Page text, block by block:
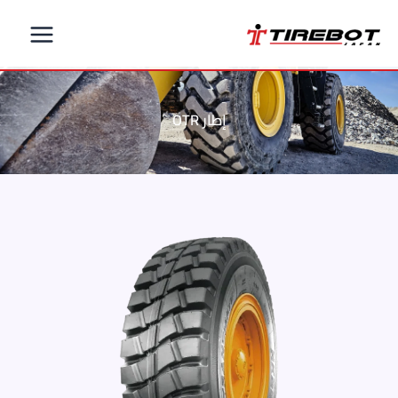
إلى
إطار OTR